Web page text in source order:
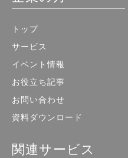
トップ
サービス
イベント情報
お役立ち記事
お問い合わせ
資料ダウンロード
関連サービス